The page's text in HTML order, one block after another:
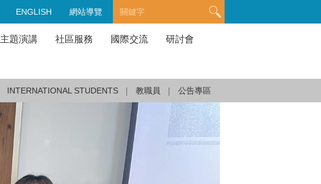
ENGLISH 網站導覽
主題演講 社區服務 國際交流 研討會
INTERNATIONAL STUDENTS 教職員 公告專區